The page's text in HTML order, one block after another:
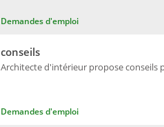
Demandes d'emploi
Demandes d'emploi
Architecte d'intérieur propose conseils
conseils